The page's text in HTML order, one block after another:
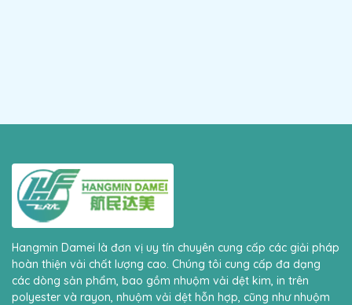
Hangmin Damei là đơn vị uy tín chuyên cung cấp các giải pháp
hoàn thiện vải chất lượng cao. Chúng tôi cung cấp đa dạng
các dòng sản phẩm, bao gồm nhuộm vải dệt kim, in trên
polyester và rayon, nhuộm vải dệt hỗn hợp, cũng như nhuộm